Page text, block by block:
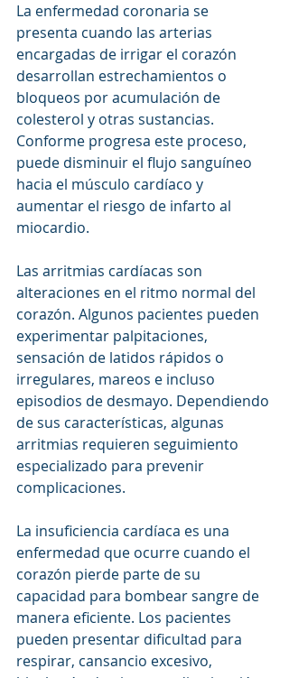
La enfermedad coronaria se
presenta cuando las arterias
encargadas de irrigar el corazón
desarrollan estrechamientos o
bloqueos por acumulación de
colesterol y otras sustancias.
Conforme progresa este proceso,
puede disminuir el flujo sanguíneo
hacia el músculo cardíaco y
aumentar el riesgo de infarto al
miocardio.
Las arritmias cardíacas son
alteraciones en el ritmo normal del
corazón. Algunos pacientes pueden
experimentar palpitaciones,
sensación de latidos rápidos o
irregulares, mareos e incluso
episodios de desmayo. Dependiendo
de sus características, algunas
arritmias requieren seguimiento
especializado para prevenir
complicaciones.
La insuficiencia cardíaca es una
enfermedad que ocurre cuando el
corazón pierde parte de su
capacidad para bombear sangre de
manera eficiente. Los pacientes
pueden presentar dificultad para
respirar, cansancio excesivo,